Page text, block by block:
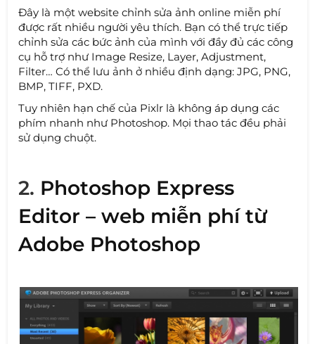
Đây là một website chỉnh sửa ảnh online miễn phí
được rất nhiều người yêu thích. Bạn có thể trực tiếp
chỉnh sửa các bức ảnh của mình với đầy đủ các công
cụ hỗ trợ như Image Resize, Layer, Adjustment,
Filter… Có thể lưu ảnh ở nhiều định dạng: JPG, PNG,
BMP, TIFF, PXD.
Tuy nhiên hạn chế của Pixlr là không áp dụng các
phím nhanh như Photoshop. Mọi thao tác đều phải
sử dụng chuột.
2. Photoshop Express
Editor – web miễn phí từ
Adobe Photoshop